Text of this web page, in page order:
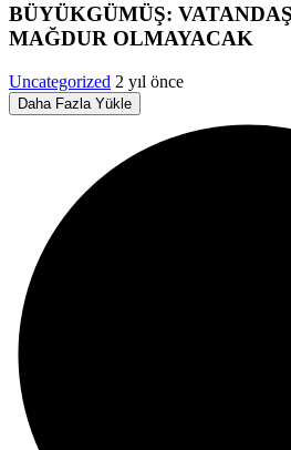
BÜYÜKGÜMÜŞ:
MAĞDUR OLMAYACAK
Uncategorized 2 yıl önce
Daha Fazla Yükle